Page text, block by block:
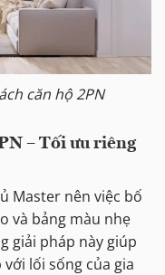
căn hộ 2PN
– Tối ưu riêng
Master nên việc bố
và bảng màu nhẹ
giải pháp này giúp
lối sống của gia